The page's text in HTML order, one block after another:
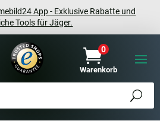
App - Exklusive Rabatte und
Tools für Jäger.
0
Warenkorb